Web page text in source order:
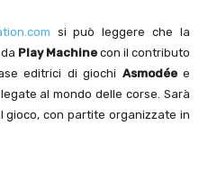
si può leggere che la
Play Machine con il contributo
editrici di giochi Asmodéee
al mondo delle corse. Sarà
gioco, con partite organizzate in